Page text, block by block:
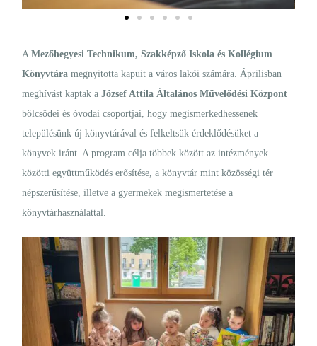
AMezőhegyesi Technikum, Szakképző Iskola és Kollégium
Könyvtára megnyitotta kapuit a város lakói számára. Áprilisban
meghívást kaptak aJózsef Attila Általános Művelődési Központ
bölcsődei és óvodai csoportjai, hogy megismerkedhessenek
településünk új könyvtárával és felkeltsük érdeklődésüket a
könyvek iránt. A program célja többek között az intézmények
közötti együttműködés erősítése, a könyvtár mint közösségi tér
népszerűsítése, illetve a gyermekek megismertetése a
könyvtárhasználattal.